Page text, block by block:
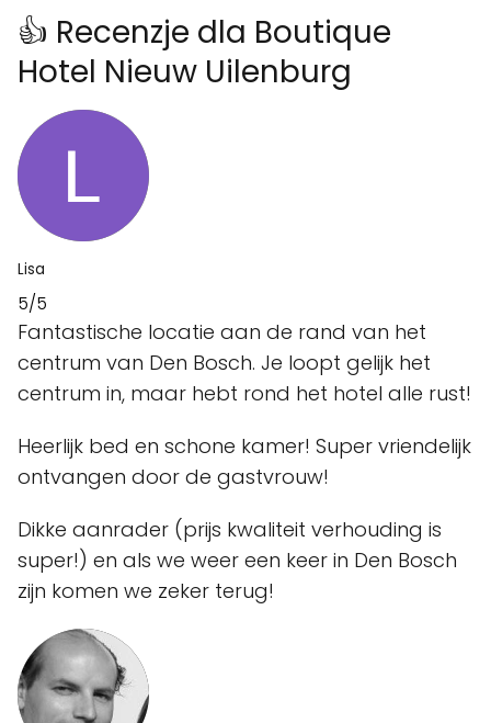
👍 Recenzje dla Boutique
Hotel Nieuw Uilenburg
Lisa
5/5
Fantastische locatie aan de rand van het
centrum van Den Bosch. Je loopt gelijk het
centrum in, maar hebt rond het hotel alle rust!
Heerlijk bed en schone kamer! Super vriendelijk
ontvangen door de gastvrouw!
Dikke aanrader (prijs kwaliteit verhouding is
super!) en als we weer een keer in Den Bosch
zijn komen we zeker terug!